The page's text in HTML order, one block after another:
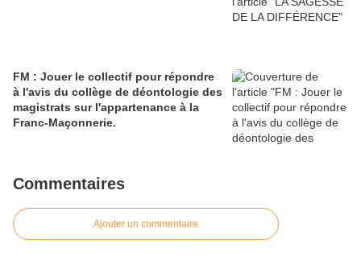
FM : Jouer le collectif pour répondre
à l'avis du collège de déontologie des
magistrats sur l'appartenance à la
Franc-Maçonnerie.
Commentaires
Ajouter un commentaire